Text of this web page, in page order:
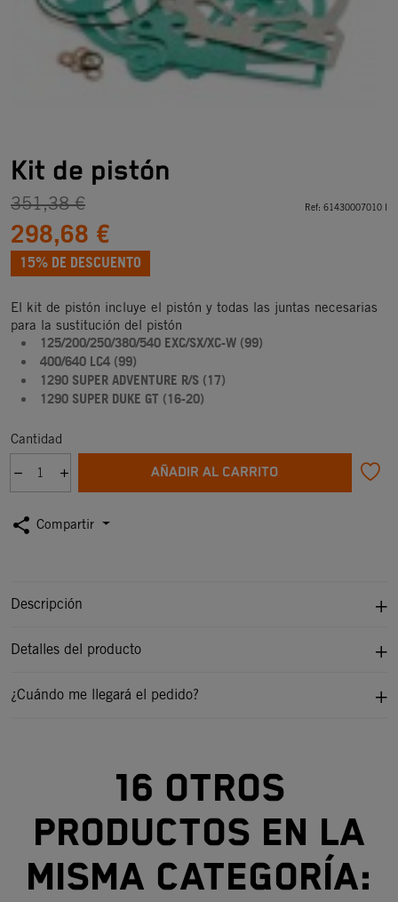
Kit de pistón
351,38 €
298,68 €
15% DE DESCUENTO
Ref: 61430007010 I
El kit de pistón incluye el pistón y todas las juntas necesarias
para la sustitución del pistón
125/200/250/380/540 EXC/SX/XC-W (99)
400/640 LC4 (99)
1290 SUPER ADVENTURE R/S (17)
1290 SUPER DUKE GT (16-20)
Cantidad
AÑADIR AL CARRITO
share Compartir
Descripción
Detalles del producto
¿Cuándo me llegará el pedido?
16 otros
productos en la
misma categoría: